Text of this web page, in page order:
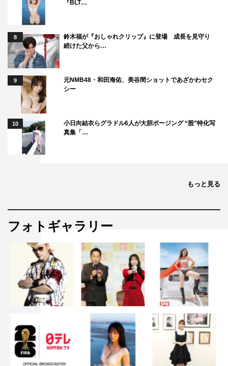
『BLT…
8
鈴木福が『おしゃれクリップ』に登場 成長を見守り
続けた父から…
9
元NMB48・和田海佑、美谷間ショットであざかわセク
シー
10
小日向結衣らグラドル6人が大胆ポージング “股”特化写
真集「…
もっと見る
フォトギャラリー